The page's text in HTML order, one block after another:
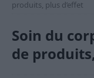
produits, plus d’effet
Soin du
de